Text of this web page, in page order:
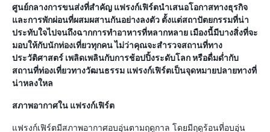
ศูนย์กลางการขนส่งที่สำคัญ แฟรงก์เฟิร์ตนำเสนอโอกาสทางธุรกิจ
และการพักผ่อนที่ผสมผสานกันอย่างลงตัว ตั้งแต่สถาปัตยกรรมที่น่า
ประทับใจไปจนถึงฉากการทำอาหารที่หลากหลาย เมืองนี้มีบางสิ่งที่จะ
มอบให้กับนักท่องเที่ยวทุกคน ไม่ว่าคุณจะสำรวจสถานที่ทาง
ประวัติศาสตร์ เพลิดเพลินกับการช้อปปิ้งระดับโลก หรือดื่มด่ำกับ
สถานที่ท่องเที่ยวทางวัฒนธรรม แฟรงก์เฟิร์ตเป็นจุดหมายปลายทางที่
น่าหลงใหล
สภาพอากาศใน แฟรงก์เฟิร์ต
แฟรงก์เฟิร์ตมีสภาพอากาศอบอุ่นตามฤดูกาล โดยมีฤดูร้อนที่อบอุ่น